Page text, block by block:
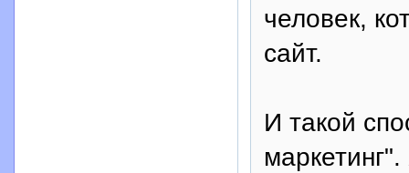
человек,
сайт.
И такой